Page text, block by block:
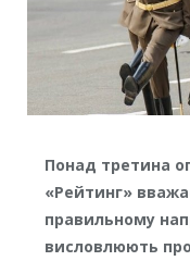
Понад третина
«Рейтинг»
правильному
висловлюють